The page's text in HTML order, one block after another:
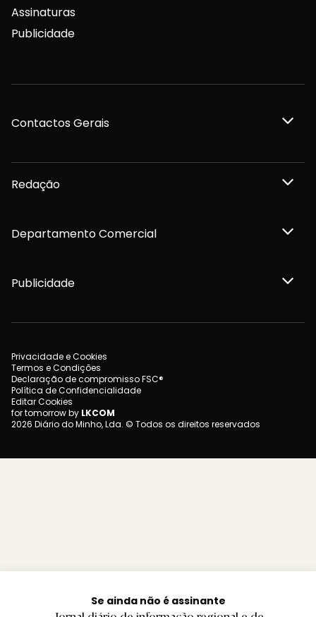
Se ainda não é assinante
Assinaturas
Publicidade
Contactos Gerais
Redação
Departamento Comercial
Publicidade
Privacidade e Cookies
Termos e Condições
Declaração de compromisso FSC®
Política de Confidencialidade
Editar Cookies
for tomorrow by LKCOM
2026 Diário do Minho, Lda. © Todos os direitos reservados